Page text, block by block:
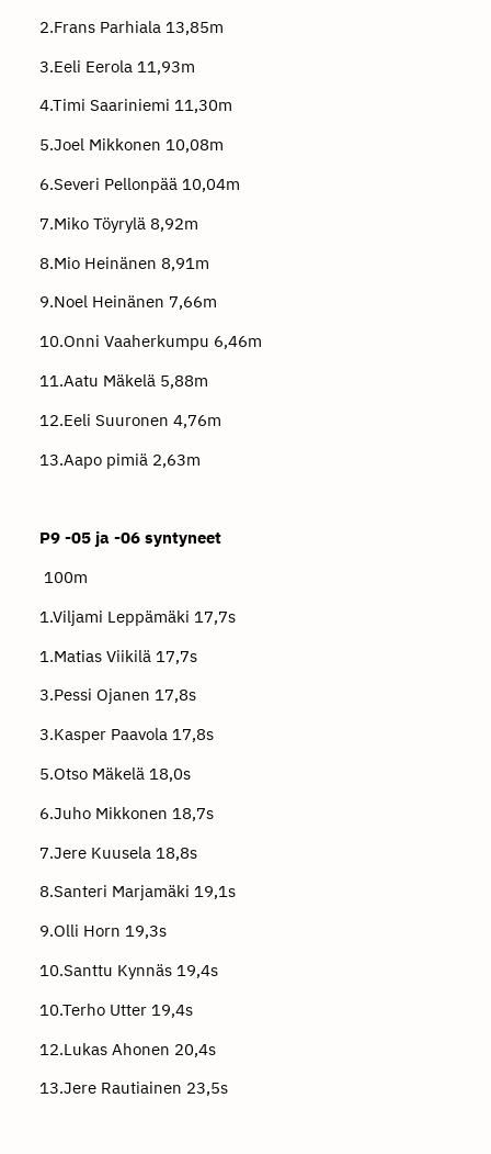
2.Frans Parhiala 13,85m
3.Eeli Eerola 11,93m
4.Timi Saariniemi 11,30m
5.Joel Mikkonen 10,08m
6.Severi Pellonpää 10,04m
7.Miko Töyrylä 8,92m
8.Mio Heinänen 8,91m
9.Noel Heinänen 7,66m
10.Onni Vaaherkumpu 6,46m
11.Aatu Mäkelä 5,88m
12.Eeli Suuronen 4,76m
13.Aapo pimiä 2,63m
P9 -05 ja -06 syntyneet
100m
1.Viljami Leppämäki 17,7s
1.Matias Viikilä 17,7s
3.Pessi Ojanen 17,8s
3.Kasper Paavola 17,8s
5.Otso Mäkelä 18,0s
6.Juho Mikkonen 18,7s
7.Jere Kuusela 18,8s
8.Santeri Marjamäki 19,1s
9.Olli Horn 19,3s
10.Santtu Kynnäs 19,4s
10.Terho Utter 19,4s
12.Lukas Ahonen 20,4s
13.Jere Rautiainen 23,5s